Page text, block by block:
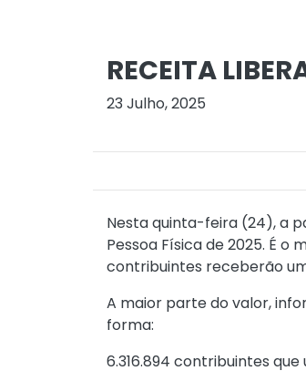
RECEITA
23 Julho, 2025
Nesta quinta-feira (24), a
Pessoa Física de 2025. É
contribuintes receberão
A maior parte do valor,
forma:
6.316.894 contribuintes